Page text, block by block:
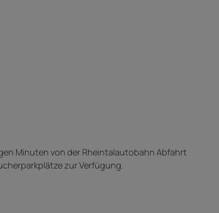
Minuten von der Rheintalautobahn Abfahrt
zur Verfügung.